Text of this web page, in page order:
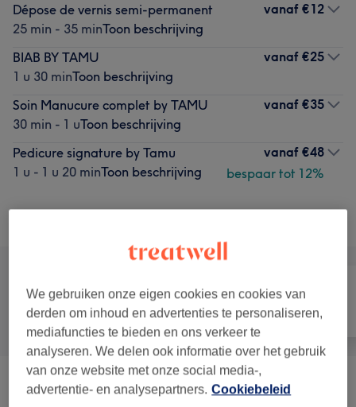
Dépose de vernis semi-permanent
25 min - 35 minToon beschrijving
vanaf €12
BIAB BY TAMU
1 u 30 minToon beschrijving
vanaf €25
Soin Manucure complet by TAMU
30 min - 1 uToon beschrijving
vanaf €35
Pedicure signature by Tamu
1 u - 1 u 20 minToon beschrijving
vanaf €48
bespaar tot 12%
Alle Nagels Ontharen
Manucure/ Pedicure Combo
vanaf €27
We gebruiken onze eigen cookies en cookies van
derden om inhoud en advertenties te personaliseren,
mediafuncties te bieden en ons verkeer te
analyseren. We delen ook informatie over het gebruik
van onze website met onze social media-,
advertentie- en analysepartners. Cookiebeleid